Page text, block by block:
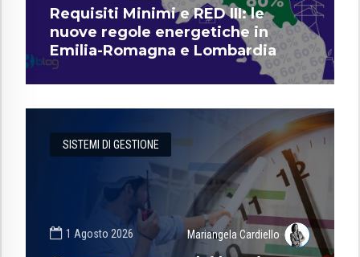
Requisiti Minimi e RED III: le
nuove regole energetiche in
Emilia-Romagna e Lombardia
SISTEMI DI GESTIONE
1 Agosto 2026 Mariangela Cardiello